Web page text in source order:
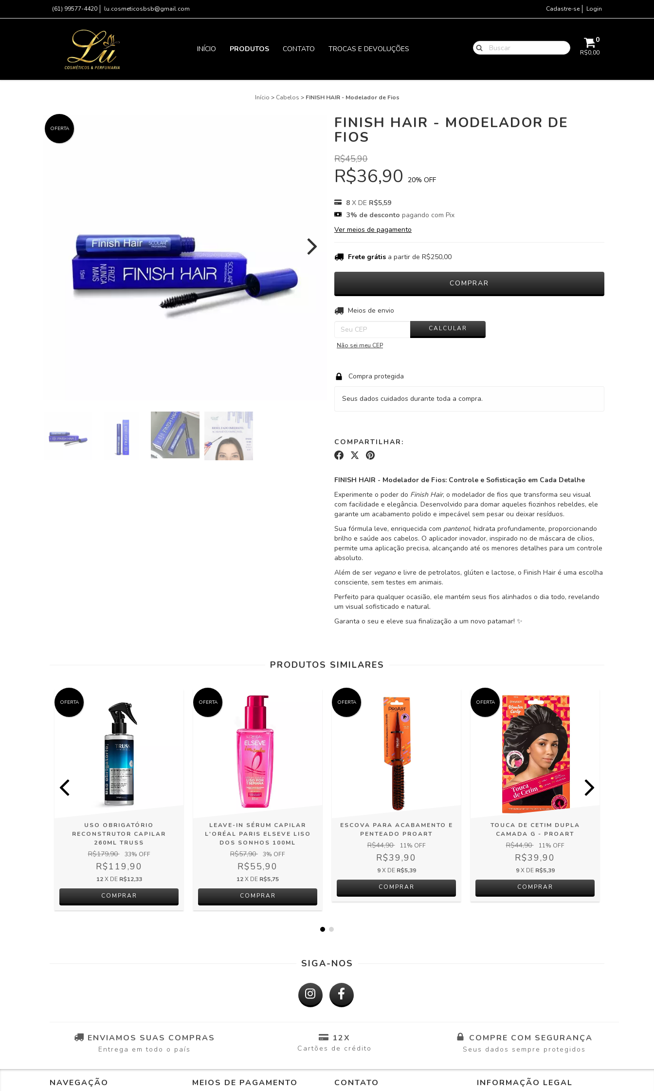
(61) 99577-4420 lu.cosmeticosbsb@gmail.com Cadastre-se Login
INÍCIO PRODUTOS CONTATO TROCAS E DEVOLUÇÕES
0
R$0,00
Início > Cabelos > FINISH HAIR - Modelador de Fios
OFERTA FINISH HAIR - MODELADOR DE
FIOS
R$45,90
R$36,90 20% OFF
8 X DE R$5,59
3% de desconto pagando com Pix
Ver meios de pagamento
Frete grátis a partir de R$250,00
Entregas para o CEP:
Meios de envio
CALCULAR
Não sei meu CEP
Compra protegida
Seus dados cuidados durante toda a compra.
COMPARTILHAR:
FINISH HAIR - Modelador de Fios: Controle e Sofisticação em Cada Detalhe
Experimente o poder do Finish Hair, o modelador de fios que transforma seu visual
com facilidade e elegância. Desenvolvido para domar aqueles fiozinhos rebeldes, ele
garante um acabamento polido e impecável sem pesar ou deixar resíduos.
Sua fórmula leve, enriquecida com pantenol, hidrata profundamente, proporcionando
brilho e saúde aos cabelos. O aplicador inovador, inspirado no de máscara de cílios,
permite uma aplicação precisa, alcançando até os menores detalhes para um controle
absoluto.
Além de ser veganoe livre de petrolatos, glúten e lactose, o Finish Hair é uma escolha
consciente, sem testes em animais.
Perfeito para qualquer ocasião, ele mantém seus fios alinhados o dia todo, revelando
um visual sofisticado e natural.
Garanta o seu e eleve sua finalização a um novo patamar! ✨
PRODUTOS SIMILARES
OFERTA
USO OBRIGATÓRIO
RECONSTRUTOR CAPILAR
260ML TRUSS
R$179,90 33% OFF
R$119,90
12 X DE R$12,33
OFERTA
LEAVE-IN SÉRUM CAPILAR
L'ORÉAL PARIS ELSEVE LISO
DOS SONHOS 100ML
R$57,90 3% OFF
R$55,90
12X DE R$5,75
OFERTA
ESCOVA PARA ACABAMENTO E
PENTEADO PROART
R$44,90 11% OFF
R$39,90
9 X DE R$5,39
OFERTA
TOUCA DE CETIM DUPLA
CAMADA G - PROART
R$44,90 11% OFF
R$39,90
9 X DE R$5,39
COMPRAR
SIGA-NOS
ENVIAMOS SUAS COMPRAS
Entrega em todo o país
12X
Cartões de crédito
COMPRE COM SEGURANÇA
Seus dados sempre protegidos
NAVEGAÇÃO MEIOS DE PAGAMENTO CONTATO INFORMAÇÃO LEGAL